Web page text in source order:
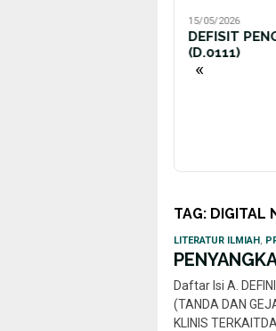
«
TAG: DIGITAL
LITERATUR ILMIAH
Daftar Isi A.
(TANDA DAN
KLINIS